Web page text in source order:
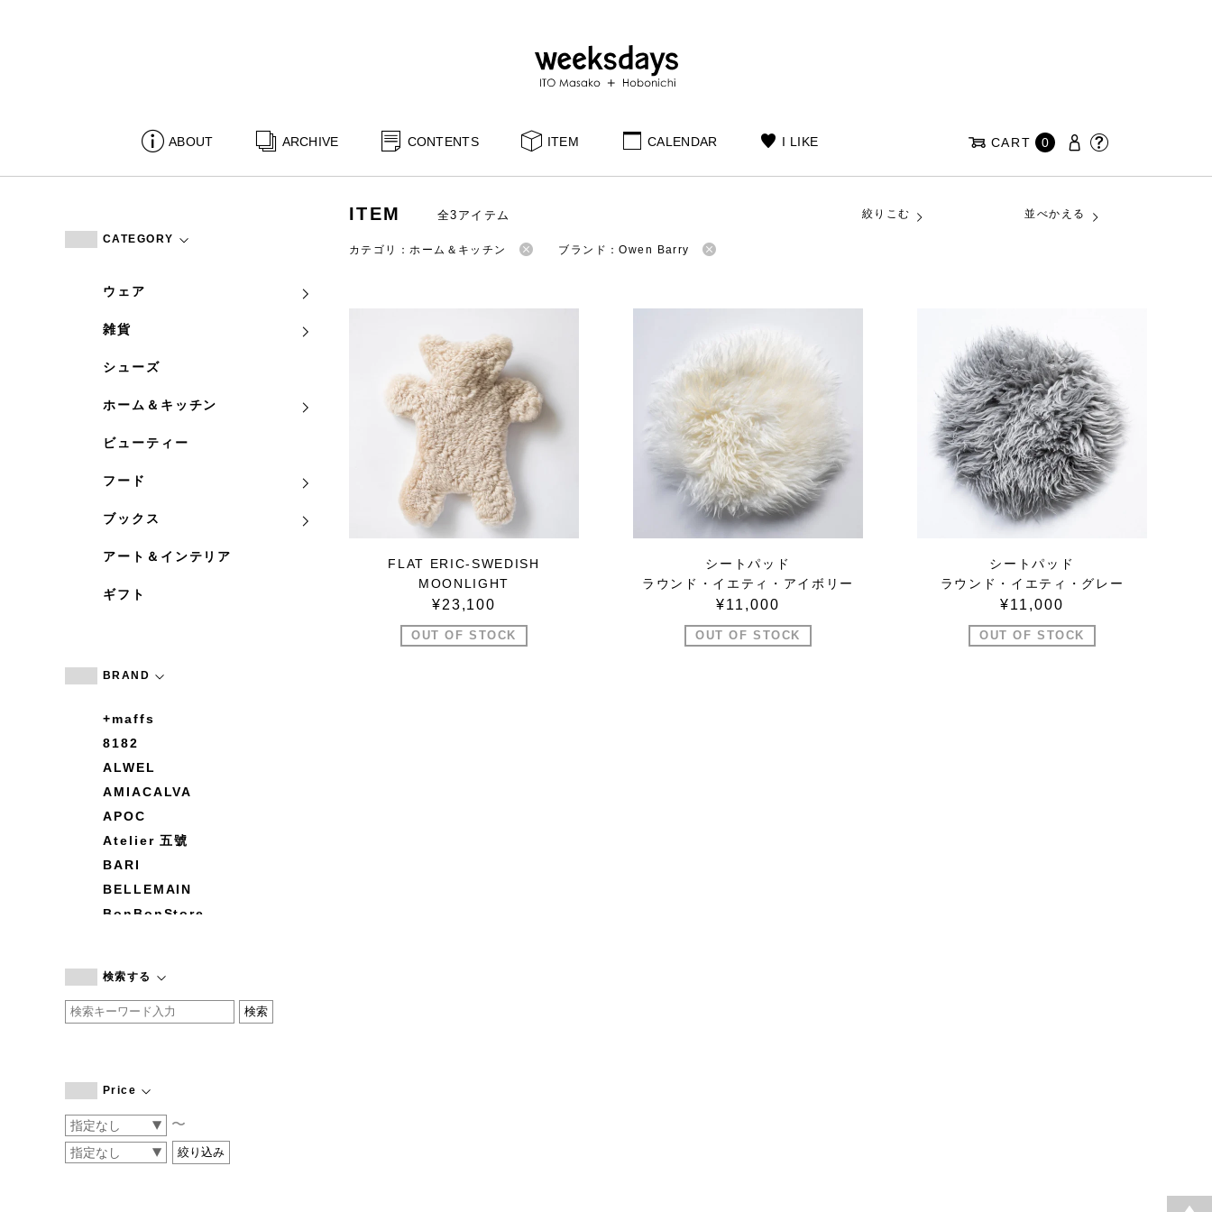
ABOUT ARCHIVE CONTENTS ITEM CALENDAR I LIKE CART 0
CATEGORY
ウェア
雑貨
シューズ
ホーム＆キッチン
ビューティー
フード
ブックス
アート＆インテリア
ギフト
BRAND
+maffs
8182
ALWEL
AMIACALVA
APOC
Atelier 五號
BARI
BELLEMAIN
BonBonStore
by basics
CATWORTH
COGTHEBIGSMOKE
CONVERSE
DEAN & DELUCA
検索する
Price
〜
ITEM 全3アイテム 絞りこむ 並べかえる
カテゴリ：ホーム＆キッチン ブランド：Owen Barry
FLAT ERIC-SWEDISH
MOONLIGHT
¥23,100
OUT OF STOCK
シートパッド
ラウンド・イエティ・アイボリー
¥11,000
OUT OF STOCK
シートパッド
ラウンド・イエティ・グレー
¥11,000
OUT OF STOCK